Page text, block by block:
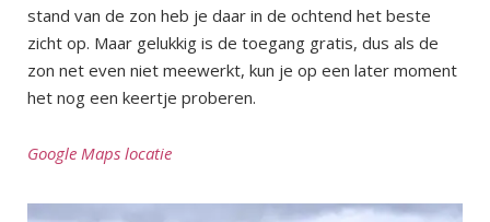
stand van de zon heb je daar in de ochtend het beste
zicht op. Maar gelukkig is de toegang gratis, dus als de
zon net even niet meewerkt, kun je op een later moment
het nog een keertje proberen.
Google Maps locatie